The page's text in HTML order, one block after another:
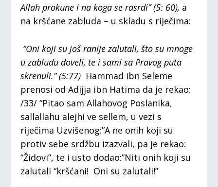
Allah prokune i na koga se rasrdi” (5: 60), a
na kršćane zabluda – u skladu s riječima:
“Oni koji su još ranije zalutali, što su mnoge
u zabludu doveli, te i sami sa Pravog puta
skrenuli.” (5:77) Hammad ibn Seleme
prenosi od Adijja ibn Hatima da je rekao:
/33/ “Pitao sam Allahovog Poslanika,
sallallahu alejhi ve sellem, u vezi s
riječima Uzvišenog:”A ne onih koji su
protiv sebe srdžbu izazvali, pa je rekao:
“Židovi”, te i usto dodao:”Niti onih koji su
zalutali “kršćani! Oni su zalutali!”